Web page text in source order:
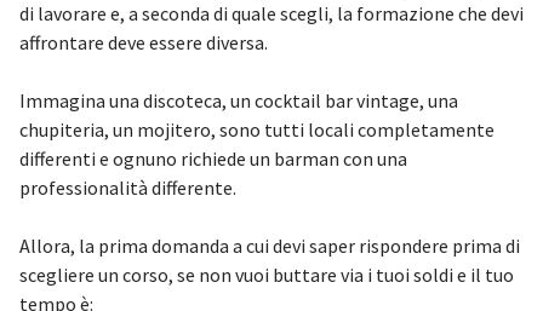
di lavorare e, a seconda di quale scegli, la formazione che devi
affrontare deve essere diversa.
Immagina una discoteca, un cocktail bar vintage, una
chupiteria, un mojitero, sono tutti locali completamente
differenti e ognuno richiede un barman con una
professionalità differente.
Allora, la prima domanda a cui devi saper rispondere prima di
scegliere un corso, se non vuoi buttare via i tuoi soldi e il tuo
tempo è: